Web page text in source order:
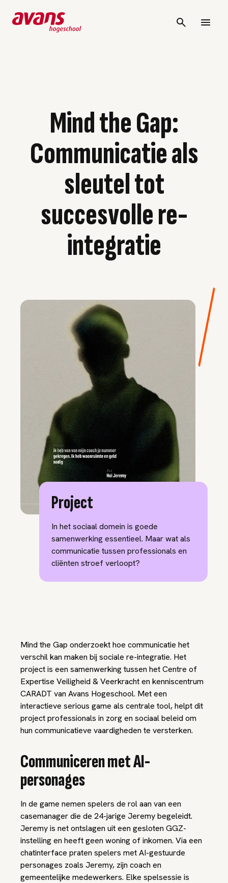
Mind the Gap:
Communicatie als
sleutel tot
succesvolle re-
integratie
Project
In het sociaal domein is goede
samenwerking essentieel. Maar wat als
communicatie tussen professionals en
cliënten stroef verloopt?
Mind the Gap onderzoekt hoe communicatie het
verschil kan maken bij sociale re-integratie. Het
project is een samenwerking tussen het Centre of
Expertise Veiligheid & Veerkracht en kenniscentrum
CARADT van Avans Hogeschool. Met een
interactieve serious game als centrale tool, helpt dit
project professionals in zorg en sociaal beleid om
hun communicatieve vaardigheden te versterken.
Communiceren met AI-
personages
In de game nemen spelers de rol aan van een
casemanager die de 24-jarige Jeremy begeleidt.
Jeremy is net ontslagen uit een gesloten GGZ-
instelling en heeft geen woning of inkomen. Via een
chatinterface praten spelers met AI-gestuurde
personages zoals Jeremy, zijn coach en
gemeentelijke medewerkers. Elke spelsessie is